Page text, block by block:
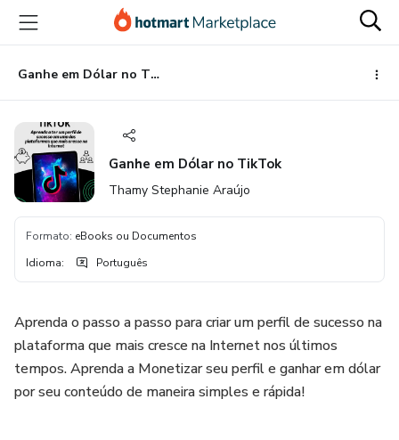
para
conteúdo
principal
para
pagamento
para
rodapé
Ganhe em Dólar no TikTok
Ganhe em Dólar no TikTok
Thamy Stephanie Araújo
Formato: eBooks ou Documentos
Idioma: Português
Aprenda o passo a passo para criar um perfil de sucesso na
plataforma que mais cresce na Internet nos últimos
tempos. Aprenda a Monetizar seu perfil e ganhar em dólar
por seu conteúdo de maneira simples e rápida!